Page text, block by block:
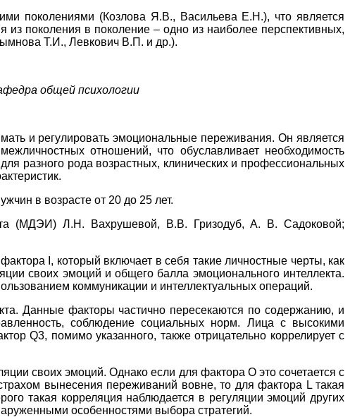
поколениями (Козлова Я.В., Васильева Е.Н.), что является
поколения в поколение – одно из наиболее перспективных,
Т.И., Левкович В.П. и др.).
общей психологии
и регулировать эмоциональные переживания. Он является
отношений, что обуславливает необходимость
разного рода возрастных, клинических и профессиональных
в возрасте от 20 до 25 лет.
(МДЭИ) Л.Н. Вахрушевой, В.В. Гризодуб, А. В. Садоковой;
I, который включает в себя такие личностные черты, как
своих эмоций и общего балла эмоционального интеллекта.
коммуникации и интеллектуальных операций.
Данные факторы частично пересекаются по содержанию, и
соблюдение социальных норм. Лица с высокими
Q3, помимо указанного, также отрицательно коррелирует с
своих эмоций. Однако если для фактора O это сочетается с
вынесения переживаний вовне, то для фактора L такая
такая корреляция наблюдается в регуляции эмоций других
особенностями выбора стратегий.